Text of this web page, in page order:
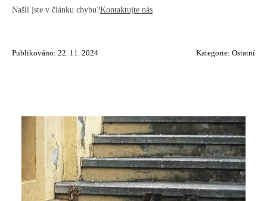
Našli jste v článku chybu?Kontaktujte nás
Publikováno: 22. 11. 2024 Kategorie: Ostatní